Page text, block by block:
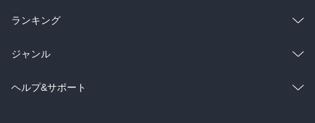
雑誌・グラビア
BL・TL
ラノベ
雑誌・グラビア
BL・TL
総合
ラノベ
雑誌・グラビア
ランキング
総合
ラノベ
ジャンル
コミック
ヘルプ&サポート